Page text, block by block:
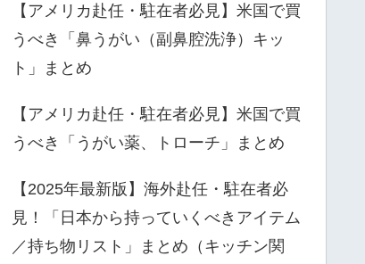
【アメリカ赴任・駐在者必見】米国で買
うべき「鼻うがい（副鼻腔洗浄）キッ
ト」まとめ
【アメリカ赴任・駐在者必見】米国で買
うべき「うがい薬、トローチ」まとめ
【2025年最新版】海外赴任・駐在者必
見！「日本から持っていくべきアイテム
／持ち物リスト」まとめ（キッチン関